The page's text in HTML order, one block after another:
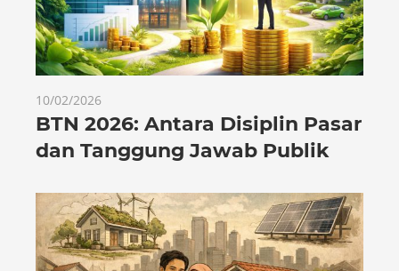
10/02/2026
BTN 2026: Antara Disiplin Pasar
dan Tanggung Jawab Publik